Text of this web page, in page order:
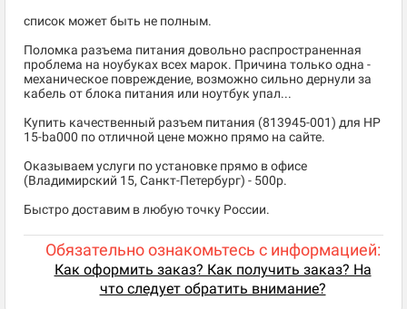
список может быть не полным.
Поломка разъема питания довольно распространенная
проблема на ноубуках всех марок. Причина только одна -
механическое повреждение, возможно сильно дернули за
кабель от блока питания или ноутбук упал...
Купить качественный разъем питания (813945-001) для HP
15-ba000 по отличной цене можно прямо на сайте.
Оказываем услуги по установке прямо в офисе
(Владимирский 15, Санкт-Петербург) - 500р.
Быстро доставим в любую точку России.
Обязательно ознакомьтесь с информацией:
Как оформить заказ? Как получить заказ? На
что следует обратить внимание?